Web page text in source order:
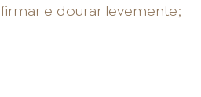
e dourar levemente;